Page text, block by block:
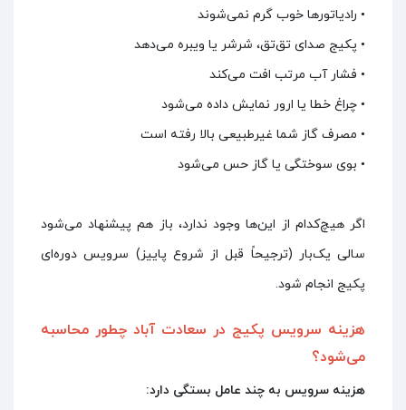
• رادیاتورها خوب گرم نمی‌شوند
• پکیج صدای تق‌تق، شرشر یا ویبره می‌دهد
• فشار آب مرتب افت می‌کند
• چراغ خطا یا ارور نمایش داده می‌شود
• مصرف گاز شما غیرطبیعی بالا رفته است
• بوی سوختگی یا گاز حس می‌شود
اگر هیچ‌کدام از این‌ها وجود ندارد، باز هم پیشنهاد می‌شود
سالی ‌یک‌بار (ترجیحاً قبل از شروع پاییز) سرویس دوره‌ای
پکیج انجام شود.
هزینه سرویس پکیج در سعادت آباد چطور محاسبه
می‌شود؟
هزینه سرویس به چند عامل بستگی دارد: